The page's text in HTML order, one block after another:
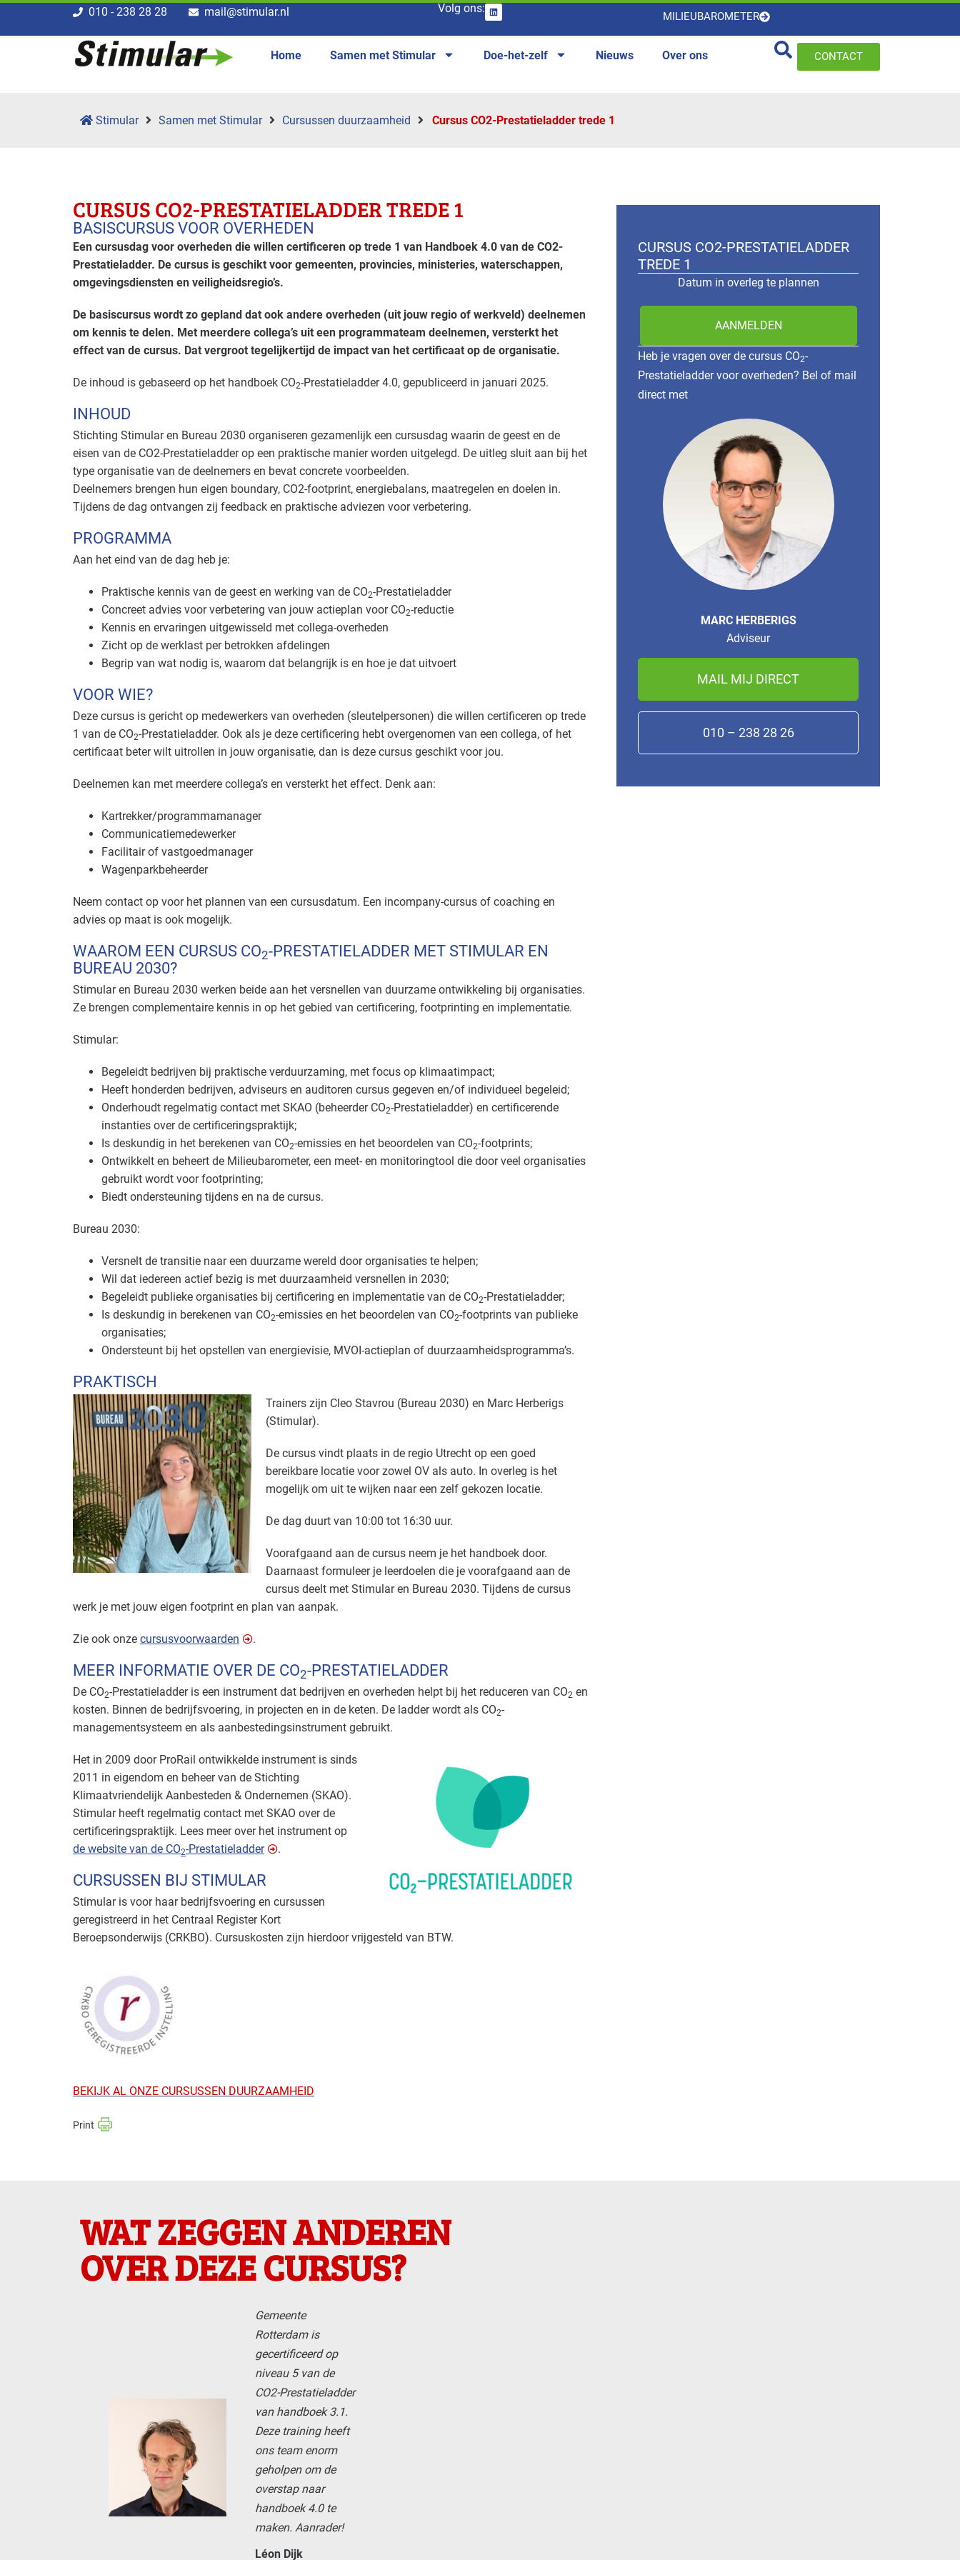
010 - 238 28 28 mail@stimular.nl Volg ons:
MILIEUBAROMETER
Home Samen met Stimular Doe-het-zelf Nieuws Over ons CONTACT
Stimular Samen met Stimular Cursussen duurzaamheid Cursus CO2-Prestatieladder trede 1
CURSUS CO2-PRESTATIELADDER TREDE 1
BASISCURSUS VOOR OVERHEDEN
Een cursusdag voor overheden die willen certificeren op trede 1 van Handboek 4.0 van de CO2-
Prestatieladder. De cursus is geschikt voor gemeenten, provincies, ministeries, waterschappen,
omgevingsdiensten en veiligheidsregio’s.
De basiscursus wordt zo gepland dat ook andere overheden (uit jouw regio of werkveld) deelnemen
om kennis te delen. Met meerdere collega’s uit een programmateam deelnemen, versterkt het
effect van de cursus. Dat vergroot tegelijkertijd de impact van het certificaat op de organisatie.
De inhoud is gebaseerd op het handboek CO2-Prestatieladder 4.0, gepubliceerd in januari 2025.
INHOUD
Stichting Stimular en Bureau 2030 organiseren gezamenlijk een cursusdag waarin de geest en de
eisen van de CO2-Prestatieladder op een praktische manier worden uitgelegd. De uitleg sluit aan bij het
type organisatie van de deelnemers en bevat concrete voorbeelden.
Deelnemers brengen hun eigen boundary, CO2-footprint, energiebalans, maatregelen en doelen in.
Tijdens de dag ontvangen zij feedback en praktische adviezen voor verbetering.
PROGRAMMA
Aan het eind van de dag heb je:
Praktische kennis van de geest en werking van de CO2-Prestatieladder
Concreet advies voor verbetering van jouw actieplan voor CO2-reductie
Kennis en ervaringen uitgewisseld met collega-overheden
Zicht op de werklast per betrokken afdelingen
Begrip van wat nodig is, waarom dat belangrijk is en hoe je dat uitvoert
VOOR WIE?
Deze cursus is gericht op medewerkers van overheden (sleutelpersonen) die willen certificeren op trede
1 van de CO2-Prestatieladder. Ook als je deze certificering hebt overgenomen van een collega, of het
certificaat beter wilt uitrollen in jouw organisatie, dan is deze cursus geschikt voor jou.
Deelnemen kan met meerdere collega’s en versterkt het effect. Denk aan:
Kartrekker/programmamanager
Communicatiemedewerker
Facilitair of vastgoedmanager
Wagenparkbeheerder
Neem contact op voor het plannen van een cursusdatum. Een incompany-cursus of coaching en
advies op maat is ook mogelijk.
WAAROM EEN CURSUS CO2-PRESTATIELADDER MET STIMULAR EN
BUREAU 2030?
Stimular en Bureau 2030 werken beide aan het versnellen van duurzame ontwikkeling bij organisaties.
Ze brengen complementaire kennis in op het gebied van certificering, footprinting en implementatie.
Stimular:
Begeleidt bedrijven bij praktische verduurzaming, met focus op klimaatimpact;
Heeft honderden bedrijven, adviseurs en auditoren cursus gegeven en/of individueel begeleid;
Onderhoudt regelmatig contact met SKAO (beheerder CO2-Prestatieladder) en certificerende
instanties over de certificeringspraktijk;
Is deskundig in het berekenen van CO2-emissies en het beoordelen van CO2-footprints;
Ontwikkelt en beheert de Milieubarometer, een meet- en monitoringtool die door veel organisaties
gebruikt wordt voor footprinting;
Biedt ondersteuning tijdens en na de cursus.
Bureau 2030:
Versnelt de transitie naar een duurzame wereld door organisaties te helpen;
Wil dat iedereen actief bezig is met duurzaamheid versnellen in 2030;
Begeleidt publieke organisaties bij certificering en implementatie van de CO2-Prestatieladder;
Is deskundig in berekenen van CO2-emissies en het beoordelen van CO2-footprints van publieke
organisaties;
Ondersteunt bij het opstellen van energievisie, MVOI-actieplan of duurzaamheidsprogramma’s.
PRAKTISCH
Trainers zijn Cleo Stavrou (Bureau 2030) en Marc Herberigs
(Stimular).
De cursus vindt plaats in de regio Utrecht op een goed
bereikbare locatie voor zowel OV als auto. In overleg is het
mogelijk om uit te wijken naar een zelf gekozen locatie.
De dag duurt van 10:00 tot 16:30 uur.
Voorafgaand aan de cursus neem je het handboek door.
Daarnaast formuleer je leerdoelen die je voorafgaand aan de
cursus deelt met Stimular en Bureau 2030. Tijdens de cursus
werk je met jouw eigen footprint en plan van aanpak.
Zie ook onze cursusvoorwaarden .
MEER INFORMATIE OVER DE CO2-PRESTATIELADDER
De CO2-Prestatieladder is een instrument dat bedrijven en overheden helpt bij het reduceren van CO2 en
kosten. Binnen de bedrijfsvoering, in projecten en in de keten. De ladder wordt als CO2-
managementsysteem en als aanbestedingsinstrument gebruikt.
Het in 2009 door ProRail ontwikkelde instrument is sinds
2011 in eigendom en beheer van de Stichting
Klimaatvriendelijk Aanbesteden & Ondernemen (SKAO).
Stimular heeft regelmatig contact met SKAO over de
certificeringspraktijk. Lees meer over het instrument op
de website van de CO2-Prestatieladder .
CURSUSSEN BIJ STIMULAR
Stimular is voor haar bedrijfsvoering en cursussen
geregistreerd in het Centraal Register Kort
Beroepsonderwijs (CRKBO). Cursuskosten zijn hierdoor vrijgesteld van BTW.
BEKIJK AL ONZE CURSUSSEN DUURZAAMHEID
CURSUS CO2-PRESTATIELADDER
TREDE 1
Datum in overleg te plannen
AANMELDEN
Heb je vragen over de cursus CO2-
Prestatieladder voor overheden? Bel of mail
direct met
MARC HERBERIGS
Adviseur
MAIL MIJ DIRECT
010 – 238 28 26
WAT ZEGGEN ANDEREN
OVER DEZE CURSUS?
Gemeente
Rotterdam is
gecertificeerd op
niveau 5 van de
CO2-Prestatieladder
van handboek 3.1.
Deze training heeft
ons team enorm
geholpen om de
overstap naar
handboek 4.0 te
maken. Aanrader!
Léon Dijk